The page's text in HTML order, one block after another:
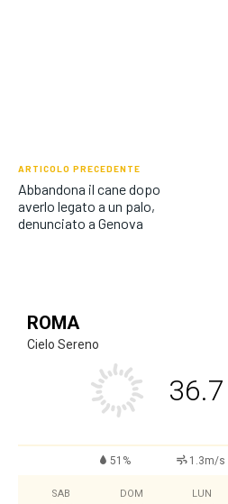
ARTICOLO PRECEDENTE
Abbandona il cane dopo
averlo legato a un palo,
denunciato a Genova
ROMA
Cielo Sereno
36.7
51% 1.3m/s
SAB DOM LUN